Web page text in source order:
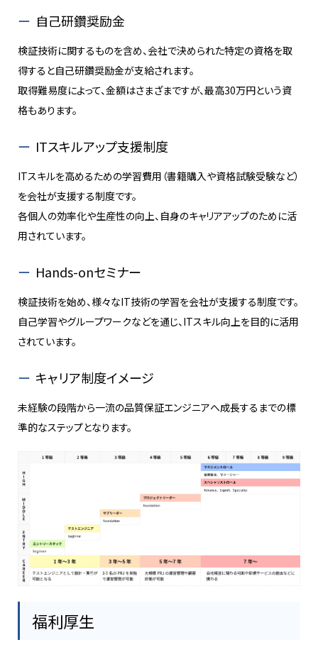
自己研鑽奨励金
検証技術に関するものを含め、会社で決められた特定の資格を取
得すると自己研鑽奨励金が支給されます。
取得難易度によって、金額はさまざまですが、最高30万円という資
格もあります。
ITスキルアップ支援制度
ITスキルを高めるための学習費用（書籍購入や資格試験受験など）
を会社が支援する制度です。
各個人の効率化や生産性の向上、自身のキャリアアップのために活
用されています。
Hands-onセミナー
検証技術を始め、様々なIT技術の学習を会社が支援する制度です。
自己学習やグループワークなどを通じ、ITスキル向上を目的に活用
されています。
キャリア制度イメージ
未経験の段階から一流の品質保証エンジニアへ成長するまでの標
準的なステップとなります。
福利厚生